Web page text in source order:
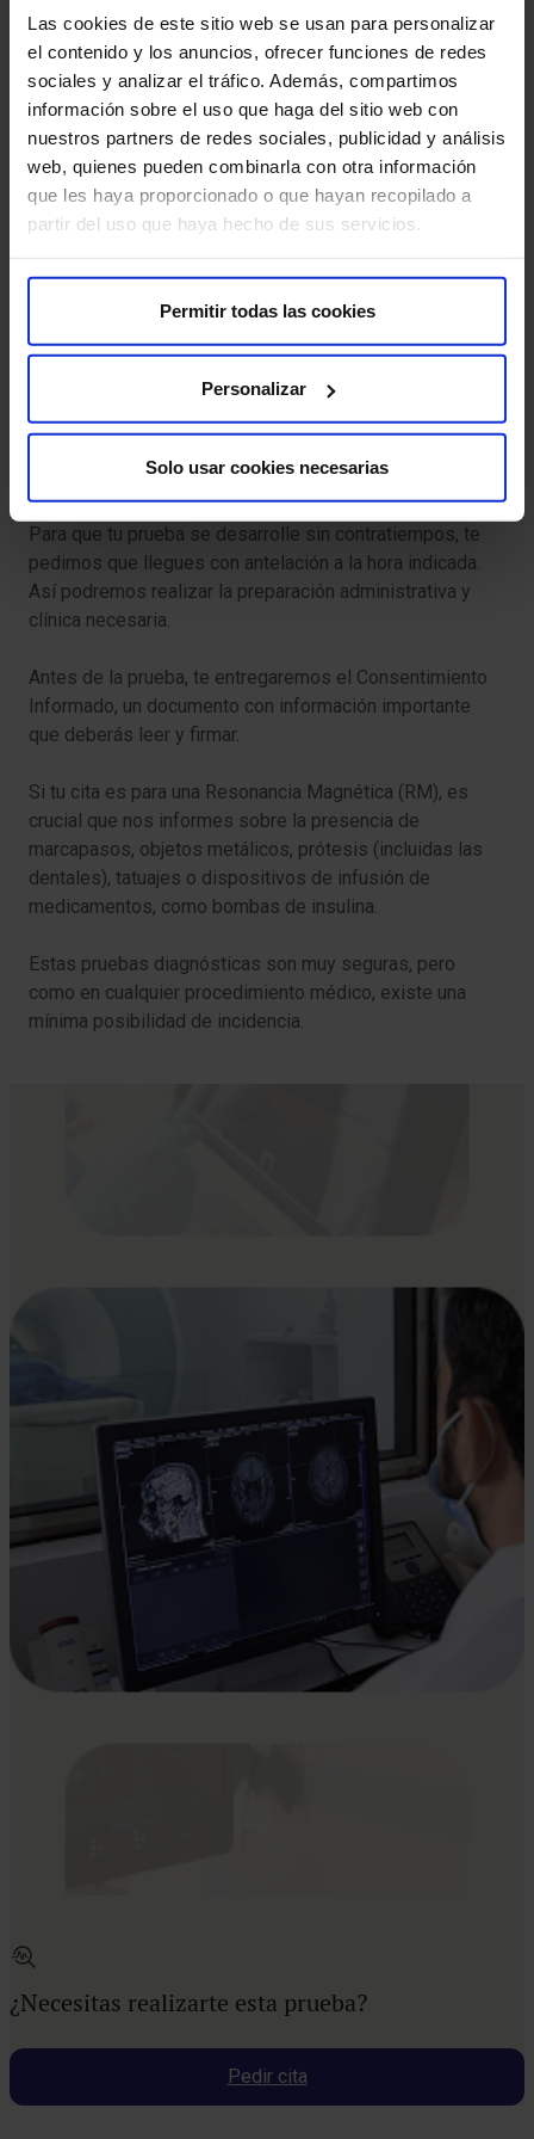
Las cookies de este sitio web se usan para personalizar
el contenido y los anuncios, ofrecer funciones de redes
sociales y analizar el tráfico. Además, compartimos
información sobre el uso que haga del sitio web con
nuestros partners de redes sociales, publicidad y análisis
web, quienes pueden combinarla con otra información
que les haya proporcionado o que hayan recopilado a
partir del uso que haya hecho de sus servicios.
Permitir todas las cookies
Personalizar
Solo usar cookies necesarias
La RM de mama es una prueba segura, pero como
cualquier procedimiento médico, puede conllevar
algunos riesgos:
Reacción alérgica al gadolinio:es poco común, pero
puede ocurrir.
Fibrosis Sistémica Nefrógena (FSN):es una
problemas renales graves que reciben gadolinio.
Falsos positivos:la RM de mama puede detectar
Claustrofobia:algunas personas pueden sentirse
ansiosas o claustrofóbicas dentro del resonador
Para que tu prueba se desarrolle sin contratiempos, te
pedimos que llegues con antelación a la hora indicada.
Así podremos realizar la preparación administrativa y
clínica necesaria.
Antes de la prueba, te entregaremos el Consentimiento
Informado, un documento con información importante
que deberás leer y firmar.
Si tu cita es para una Resonancia Magnética (RM), es
crucial que nos informes sobre la presencia de
marcapasos, objetos metálicos, prótesis (incluidas las
dentales), tatuajes o dispositivos de infusión de
medicamentos, como bombas de insulina.
Estas pruebas diagnósticas son muy seguras, pero
como en cualquier procedimiento médico, existe una
mínima posibilidad de incidencia.
¿Necesitas realizarte esta prueba?
Pedir cita